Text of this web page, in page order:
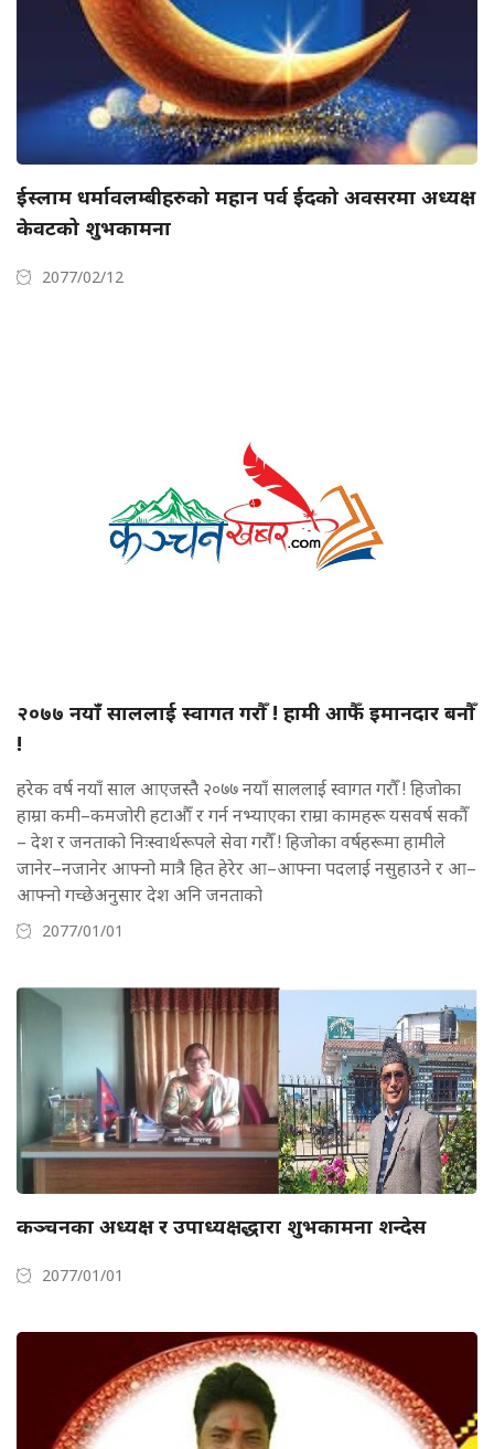
ईस्लाम धर्मावलम्बीहरुको महान पर्व ईदको अवसरमा अध्यक्ष
केवटको शुभकामना
2077/02/12
२०७७ नयाँ साललाई स्वागत गरौँ ! हामी आफैँ इमानदार बनौँ
!
हरेक वर्ष नयाँ साल आएजस्तैे २०७७ नयाँ साललाई स्वागत गरौँ ! हिजोका
हाम्रा कमी–कमजोरी हटाऔँ र गर्न नभ्याएका राम्रा कामहरू यसवर्ष सकौँ
– देश र जनताको निःस्वार्थरूपले सेवा गरौँ ! हिजोका वर्षहरूमा हामीले
जानेर–नजानेर आफ्नो मात्रै हित हेरेर आ–आफ्ना पदलाई नसुहाउने र आ–
आफ्नो गच्छेअनुसार देश अनि जनताको
2077/01/01
कञ्चनका अध्यक्ष र उपाध्यक्षद्धारा शुभकामना शन्देस
2077/01/01